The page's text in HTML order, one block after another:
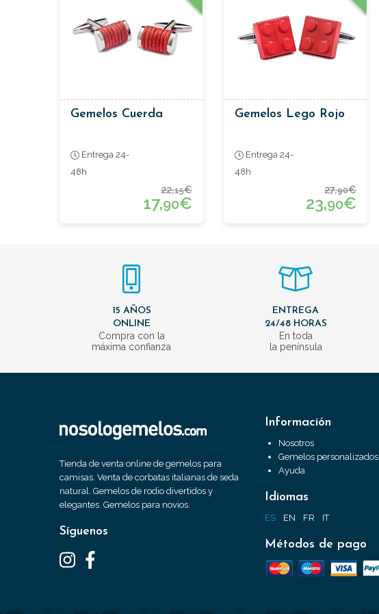
Gemelos Cuerda
Entrega 24-
48h
22,15€
17,90€
Gemelos Lego Rojo
Entrega 24-
48h
27,90€
23,90€
15 AÑOS
ONLINE
Compra con la
máxima confianza
ENTREGA
24/48 HORAS
En toda
la península
Tienda de venta online de gemelos para
camisas. Venta de corbatas italianas de seda
natural. Gemelos de rodio divertidos y
elegantes. Gemelos para novios.
Síguenos
Información
Nosotros
Gemelos personalizados
Ayuda
Idiomas
ES EN FR IT
Métodos de pago